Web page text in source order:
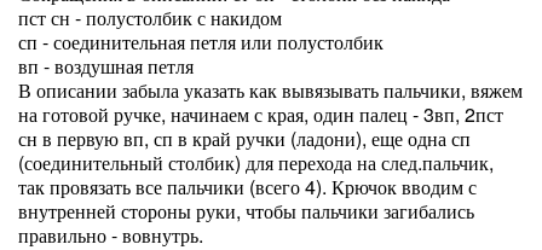
пст сн - полустолбик с накидом
сп - соединительная петля или полустолбик
вп - воздушная петля
В описании забыла указать как вывязывать пальчики, вяжем
на готовой ручке, начинаем с края, один палец - 3вп, 2пст
сн в первую вп, сп в край ручки (ладони), еще одна сп
(соединительный столбик) для перехода на след.пальчик,
так провязать все пальчики (всего 4). Крючок вводим с
внутренней стороны руки, чтобы пальчики загибались
правильно - вовнутрь.